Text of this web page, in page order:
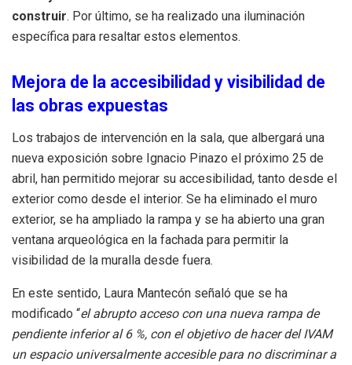
construir. Por último, se ha realizado una iluminación
específica para resaltar estos elementos.
Mejora de la accesibilidad y visibilidad de
las obras expuestas
Los trabajos de intervención en la sala, que albergará una
nueva exposición sobre Ignacio Pinazo el próximo 25 de
abril, han permitido mejorar su accesibilidad, tanto desde el
exterior como desde el interior. Se ha eliminado el muro
exterior, se ha ampliado la rampa y se ha abierto una gran
ventana arqueológica en la fachada para permitir la
visibilidad de la muralla desde fuera.
En este sentido, Laura Mantecón señaló que se ha
modificado “el abrupto acceso con una nueva rampa de
pendiente inferior al 6 %, con el objetivo de hacer del IVAM
un espacio universalmente accesible para no discriminar a